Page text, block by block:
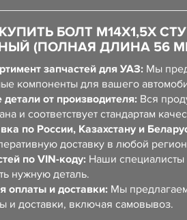
БОЛТ М14Х1,5Х
(ПОЛНАЯ ДЛИНА 56
запчастей для УАЗ: Мы
компоненты для вашего
от производителя: Вся
и соответствует стандартам
по России, Казахстану и
доставку в любой
по VIN-коду: Наши специалисты
нужную деталь.
оплаты и доставки: Мы
и доставки, включая самовывоз.